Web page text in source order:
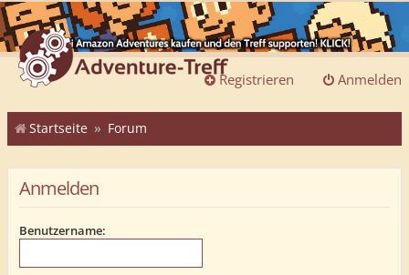
Anmelden
Registrieren
Startseite Forum
Anmelden
Benutzername: